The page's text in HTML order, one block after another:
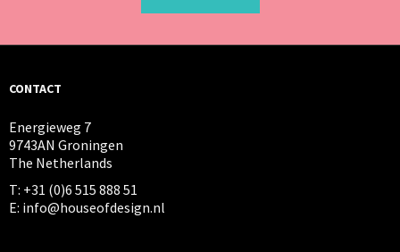
CONTACT
Energieweg 7
9743AN Groningen
The Netherlands
T: +31 (0)6 515 888 51
E: info@houseofdesign.nl